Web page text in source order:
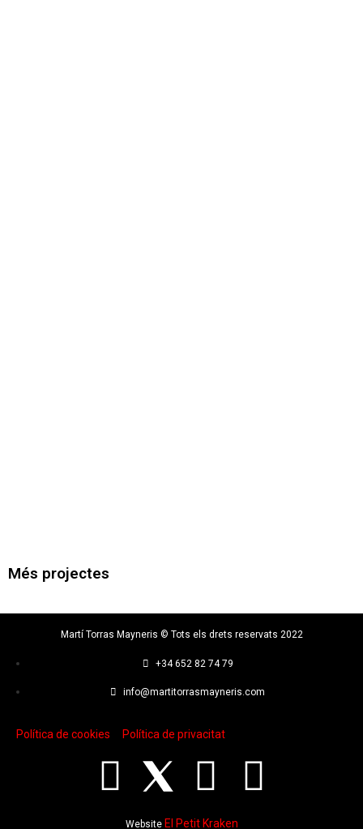
Més projectes
Martí Torras Mayneris © Tots els drets reservats 2022
+34 652 82 74 79
info@martitorrasmayneris.com
Política de cookies Política de privacitat
Website El Petit Kraken